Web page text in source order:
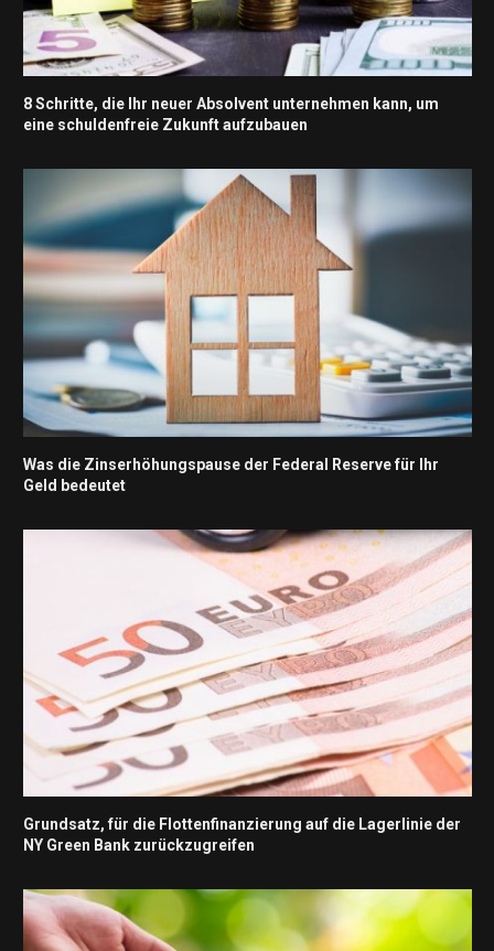
8 Schritte, die Ihr neuer Absolvent unternehmen kann, um
eine schuldenfreie Zukunft aufzubauen
Was die Zinserhöhungspause der Federal Reserve für Ihr
Geld bedeutet
Grundsatz, für die Flottenfinanzierung auf die Lagerlinie der
NY Green Bank zurückzugreifen